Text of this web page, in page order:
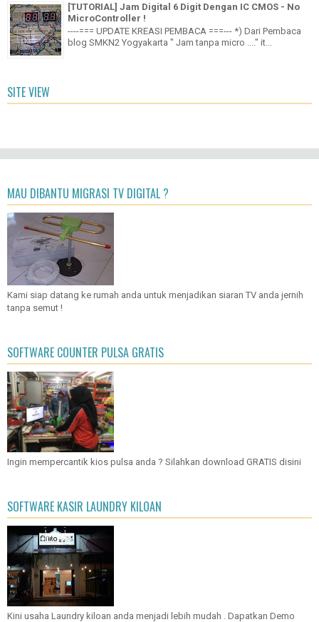
[TUTORIAL] Jam Digital 6 Digit Dengan IC CMOS - No
MicroController !
----=== UPDATE KREASI PEMBACA ===--- *) Dari Pembaca
blog SMKN2 Yogyakarta " Jam tanpa micro ...." it...
SITE VIEW
MAU DIBANTU MIGRASI TV DIGITAL ?
Kami siap datang ke rumah anda untuk menjadikan siaran TV anda jernih
tanpa semut !
SOFTWARE COUNTER PULSA GRATIS
Ingin mempercantik kios pulsa anda ? Silahkan download GRATIS disini
SOFTWARE KASIR LAUNDRY KILOAN
Kini usaha Laundry kiloan anda menjadi lebih mudah . Dapatkan Demo